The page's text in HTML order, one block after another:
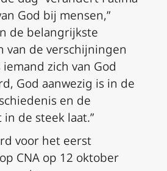
God bij mensen,”
de belangrijkste
van de verschijningen
zich van God
God aanwezig is in de
en de
de steek laat.”
voor het eerst
CNA op 12 oktober